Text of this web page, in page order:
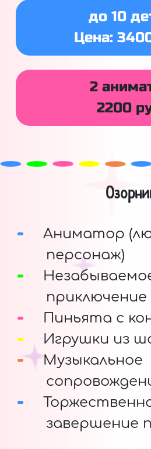
до 10
Цена:
2
2200
Аниматор
персонаж)
приключение
Пиньята с
Игрушки из
Музыкальное
завершение